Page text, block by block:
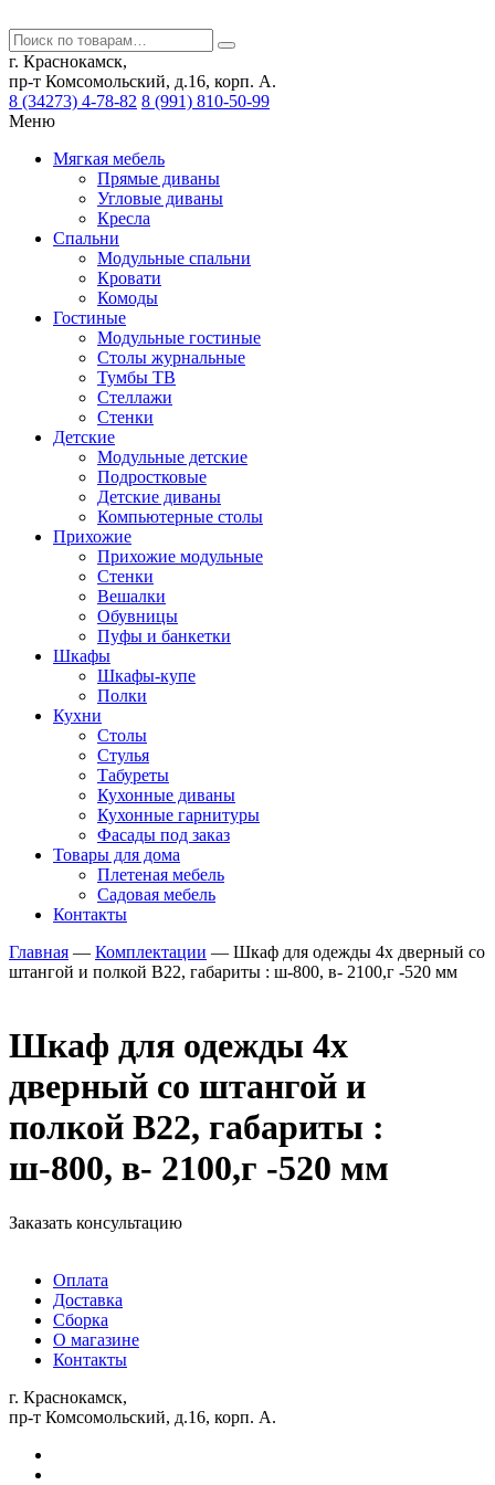
г. Краснокамск,
пр-т Комсомольский, д.16, корп. А.
8 (34273) 4-78-82 8 (991) 810-50-99
Меню
Мягкая мебель
Прямые диваны
Угловые диваны
Кресла
Спальни
Модульные спальни
Кровати
Комоды
Гостиные
Модульные гостиные
Столы журнальные
Тумбы ТВ
Стеллажи
Стенки
Детские
Модульные детские
Подростковые
Детские диваны
Компьютерные столы
Прихожие
Прихожие модульные
Стенки
Вешалки
Обувницы
Пуфы и банкетки
Шкафы
Шкафы-купе
Полки
Кухни
Столы
Стулья
Табуреты
Кухонные диваны
Кухонные гарнитуры
Фасады под заказ
Товары для дома
Плетеная мебель
Садовая мебель
Контакты
Главная — Комплектации — Шкаф для одежды 4х дверный со
штангой и полкой В22, габариты : ш-800, в- 2100,г -520 мм
Шкаф для одежды 4х
дверный со штангой и
полкой В22, габариты :
ш-800, в- 2100,г -520 мм
Заказать консультацию
Оплата
Доставка
Сборка
О магазине
Контакты
г. Краснокамск,
пр-т Комсомольский, д.16, корп. А.